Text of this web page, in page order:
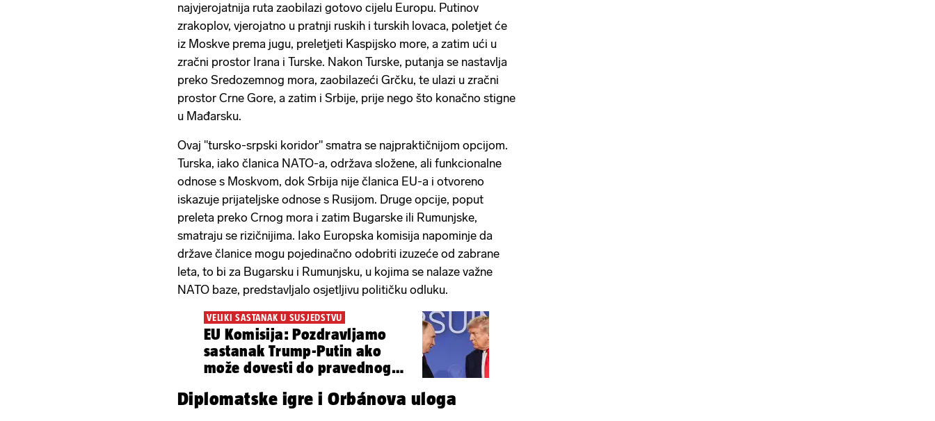
najvjerojatnija ruta zaobilazi gotovo cijelu Europu. Putinov
zrakoplov, vjerojatno u pratnji ruskih i turskih lovaca, poletjet će
iz Moskve prema jugu, preletjeti Kaspijsko more, a zatim ući u
zračni prostor Irana i Turske. Nakon Turske, putanja se nastavlja
preko Sredozemnog mora, zaobilazeći Grčku, te ulazi u zračni
prostor Crne Gore, a zatim i Srbije, prije nego što konačno stigne
u Mađarsku.
Ovaj "tursko-srpski koridor" smatra se najpraktičnijom opcijom.
Turska, iako članica NATO-a, održava složene, ali funkcionalne
odnose s Moskvom, dok Srbija nije članica EU-a i otvoreno
iskazuje prijateljske odnose s Rusijom. Druge opcije, poput
preleta preko Crnog mora i zatim Bugarske ili Rumunjske,
smatraju se rizičnijima. Iako Europska komisija napominje da
države članice mogu pojedinačno odobriti izuzeće od zabrane
leta, to bi za Bugarsku i Rumunjsku, u kojima se nalaze važne
NATO baze, predstavljalo osjetljivu političku odluku.
VELIKI SASTANAK U SUSJEDSTVU
EU Komisija: Pozdravljamo
sastanak Trump-Putin ako
može dovesti do pravednog
Diplomatske igre i Orbánova uloga